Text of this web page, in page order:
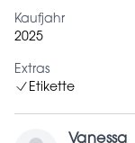
Kaufjahr
2025
Extras
Etikette
Vanessa